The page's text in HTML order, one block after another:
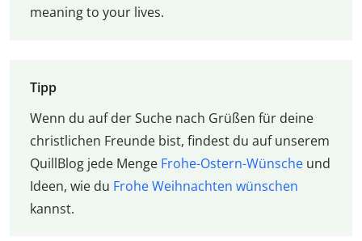
meaning to your lives.
Tipp
Wenn du auf der Suche nach Grüßen für deine
christlichen Freunde bist, findest du auf unserem
QuillBlog jede Menge Frohe-Ostern-Wünscheund
Ideen, wie du Frohe Weihnachten wünschen
kannst.